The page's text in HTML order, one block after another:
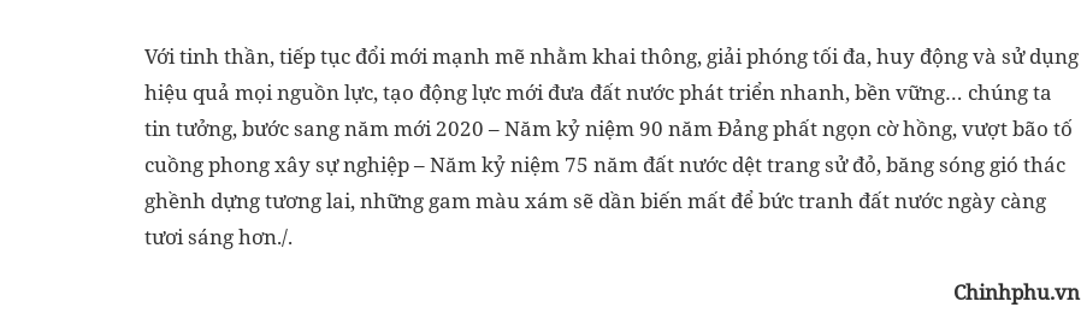
Với tinh thần, tiếp tục đổi mới mạnh mẽ nhằm khai thông, giải phóng tối đa, huy động và sử dụng
hiệu quả mọi nguồn lực, tạo động lực mới đưa đất nước phát triển nhanh, bền vững… chúng ta
tin tưởng, bước sang năm mới 2020 – Năm kỷ niệm 90 năm Đảng phất ngọn cờ hồng, vượt bão tố
cuồng phong xây sự nghiệp – Năm kỷ niệm 75 năm đất nước dệt trang sử đỏ, băng sóng gió thác
ghềnh dựng tương lai, những gam màu xám sẽ dần biến mất để bức tranh đất nước ngày càng
tươi sáng hơn./.
Chinhphu.vn